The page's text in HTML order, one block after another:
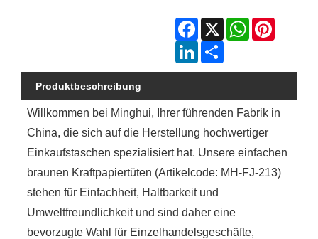
Facebook
X WhatsApp
LinkedIn
Produktbeschreibung
Willkommen bei Minghui, Ihrer führenden Fabrik in
China, die sich auf die Herstellung hochwertiger
Einkaufstaschen spezialisiert hat. Unsere einfachen
braunen Kraftpapiertüten (Artikelcode: MH-FJ-213)
stehen für Einfachheit, Haltbarkeit und
Umweltfreundlichkeit und sind daher eine
bevorzugte Wahl für Einzelhandelsgeschäfte,